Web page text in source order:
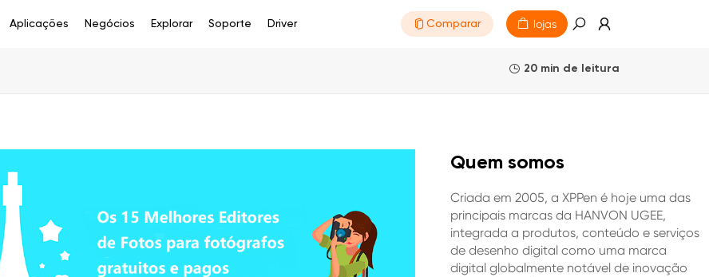
Aplicações Negócios Explorar Soporte Driver Comparar lojas
20 min de leitura
Quem somos
Criada em 2005, a XPPen é hoje uma das
principais marcas da HANVON UGEE,
integrada a produtos, conteúdo e serviços
de desenho digital como uma marca
digital globalmente notável de inovação